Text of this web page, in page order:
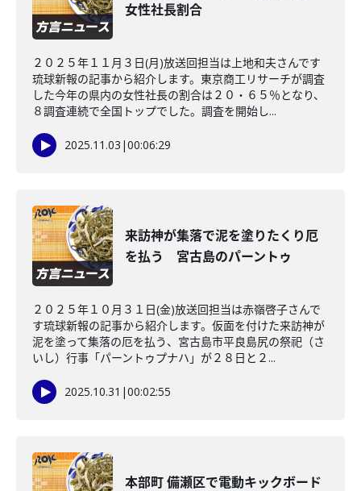
女性社長割合
２０２５年１１月３日(月)放送回担当は上地和夫さんです
琉球新報の記事から紹介します。東京商工リサーチが調査
した今年の県内の女性社長の割合は２０・６５％となり、
８調査連続で全国トップでした。調査を開始し...
2025.11.03 |00:06:29
来訪神が集落で泥を塗りたくり厄
を払う 宮古島のパーントゥ
２０２５年１０月３１日(金)放送回担当は赤嶺啓子さんで
す琉球新報の記事から紹介します。仮面を付けた来訪神が
泥を塗って集落の厄を払う、宮古島市平良島尻の祭祀（さ
いし）行事「パーントゥプナハ」が２８日と２...
2025.10.31 |00:02:55
本部町 備瀬区で電動キックボード